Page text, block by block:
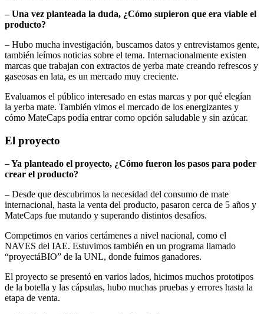
– Una vez planteada la duda, ¿Cómo supieron que era viable el
producto?
– Hubo mucha investigación, buscamos datos y entrevistamos gente,
también leímos noticias sobre el tema. Internacionalmente existen
marcas que trabajan con extractos de yerba mate creando refrescos y
gaseosas en lata, es un mercado muy creciente.
Evaluamos el público interesado en estas marcas y por qué elegían
la yerba mate. También vimos el mercado de los energizantes y
cómo MateCaps podía entrar como opción saludable y sin azúcar.
El proyecto
– Ya planteado el proyecto, ¿Cómo fueron los pasos para poder
crear el producto?
– Desde que descubrimos la necesidad del consumo de mate
internacional, hasta la venta del producto, pasaron cerca de 5 años y
MateCaps fue mutando y superando distintos desafíos.
Competimos en varios certámenes a nivel nacional, como el
NAVES del IAE. Estuvimos también en un programa llamado
“proyectáBIO” de la UNL, donde fuimos ganadores.
El proyecto se presentó en varios lados, hicimos muchos prototipos
de la botella y las cápsulas, hubo muchas pruebas y errores hasta la
etapa de venta.